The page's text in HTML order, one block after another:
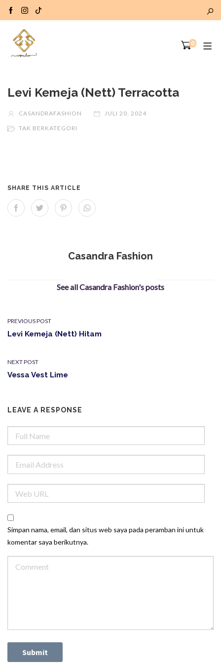
0
Levi Kemeja (Nett) Terracotta
CASANDRAFASHION
JULI 20, 2024
TAK BERKATEGORI
SHARE THIS ARTICLE
Casandra Fashion
See all Casandra Fashion's posts
PREVIOUS POST
Levi Kemeja (Nett) Hitam
NEXT POST
Vessa Vest Lime
LEAVE A RESPONSE
Simpan nama, email, dan situs web saya pada peramban ini untuk
komentar saya berikutnya.